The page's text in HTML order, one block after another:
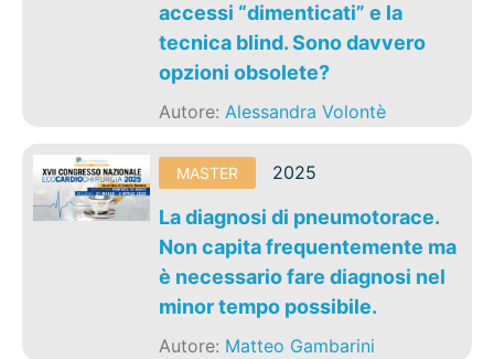
accessi “dimenticati” e la
tecnica blind. Sono davvero
opzioni obsolete?
Autore:Alessandra Volontè
MASTER 2025
La diagnosi di pneumotorace.
Non capita frequentemente ma
è necessario fare diagnosi nel
minor tempo possibile.
Autore: Matteo Gambarini